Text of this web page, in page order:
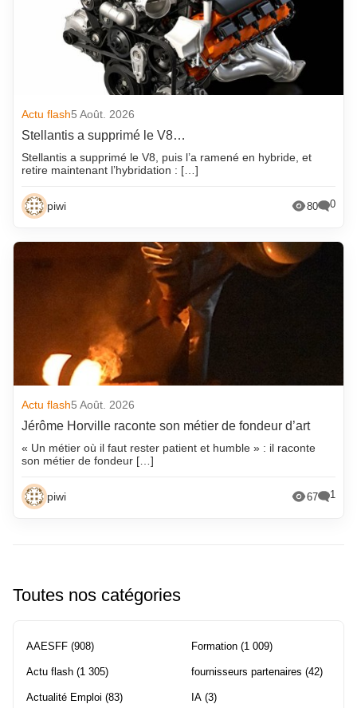
Actu flash5 Août. 2026
Stellantis a supprimé le V8…
Stellantis a supprimé le V8, puis l’a ramené en hybride, et
retire maintenant l’hybridation : […]
piwi 80 0
Actu flash5 Août. 2026
Jérôme Horville raconte son métier de fondeur d’art
« Un métier où il faut rester patient et humble » : il raconte
son métier de fondeur […]
piwi 67 1
Toutes nos catégories
AAESFF (908)
Actu flash (1 305)
Actualité Emploi (83)
Formation (1 009)
fournisseurs partenaires (42)
IA (3)